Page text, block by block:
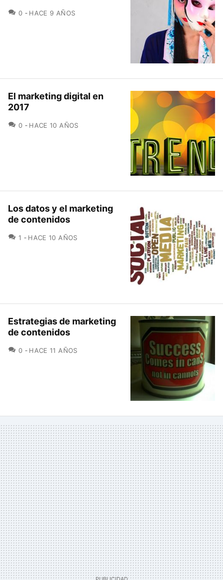
0 COMENTARIOS
HACE 9 AÑOS
El marketing digital en
2017
0 COMENTARIOS
HACE 10 AÑOS
Los datos y el marketing
de contenidos
1 COMENTARIOS
HACE 10 AÑOS
Estrategias de marketing
de contenidos
0 COMENTARIOS
HACE 11 AÑOS